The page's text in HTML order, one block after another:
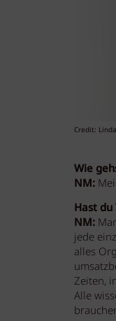
Credit:
Wie
NM:
Hast du
NM:
jede
alles
Zeiten,
Alle